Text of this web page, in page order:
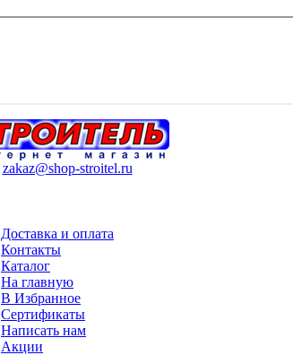
zakaz@shop-stroitel.ru
Доставка и оплата
Контакты
Каталог
На главную
В Избранное
Сертификаты
Написать нам
Акции